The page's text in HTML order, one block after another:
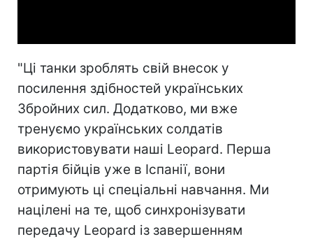
"Ці танки зроблять свій внесок у
посилення здібностей українських
Збройних сил. Додатково, ми вже
тренуємо українських солдатів
використовувати наші Leopard. Перша
партія бійців уже в Іспанії, вони
отримують ці спеціальні навчання. Ми
націлені на те, щоб синхронізувати
передачу Leopard із завершенням